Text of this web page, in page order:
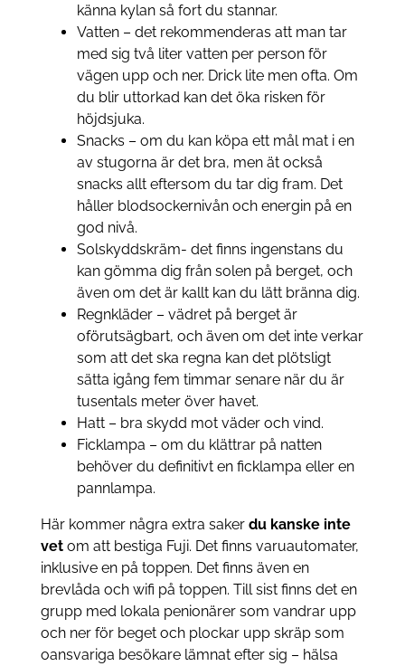
känna kylan så fort du stannar.
Vatten – det rekommenderas att man tar
med sig två liter vatten per person för
vägen upp och ner. Drick lite men ofta. Om
du blir uttorkad kan det öka risken för
höjdsjuka.
Snacks – om du kan köpa ett mål mat i en
av stugorna är det bra, men ät också
snacks allt eftersom du tar dig fram. Det
håller blodsockernivån och energin på en
god nivå.
Solskyddskräm- det finns ingenstans du
kan gömma dig från solen på berget, och
även om det är kallt kan du lätt bränna dig.
Regnkläder – vädret på berget är
oförutsägbart, och även om det inte verkar
som att det ska regna kan det plötsligt
sätta igång fem timmar senare när du är
tusentals meter över havet.
Hatt – bra skydd mot väder och vind.
Ficklampa – om du klättrar på natten
behöver du definitivt en ficklampa eller en
pannlampa.
Här kommer några extra saker du kanske inte
vetom att bestiga Fuji. Det finns varuautomater,
inklusive en på toppen. Det finns även en
brevlåda och wifi på toppen. Till sist finns det en
grupp med lokala penionärer som vandrar upp
och ner för beget och plockar upp skräp som
oansvariga besökare lämnat efter sig – hälsa